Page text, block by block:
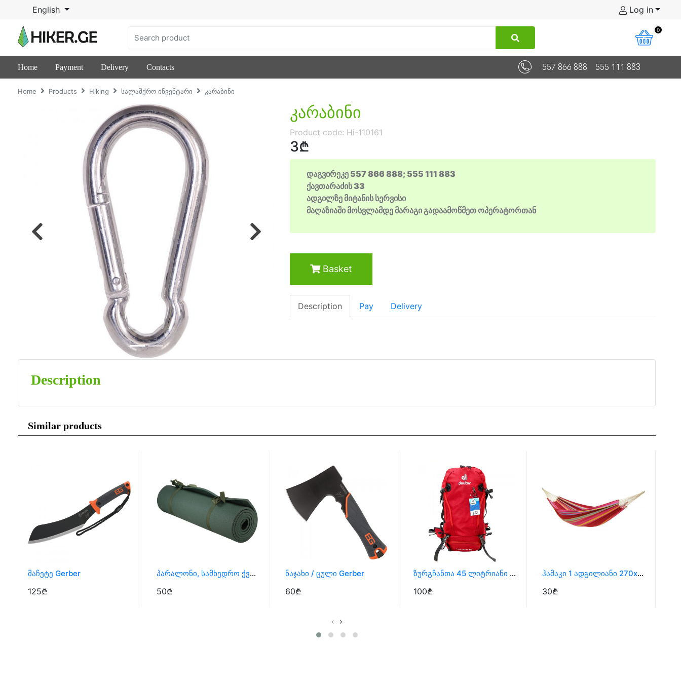
English Log in
0
Home Payment Delivery Contacts 557 866 888 555 111 883
Home Products Hiking სალაშქრო ინვენტარი კარაბინი
Previous Next
კარაბინი
Product code: Hi-110161
3₾
დაგვირეკე 557 866 888; 555 111 883
ქავთარაძის 33
ადგილზე მიტანის სერვისი
მაღაზიაში მოსვლამდე მარაგი გადაამოწმეთ ოპერატორთან
Basket
Description Pay Delivery
Description
Similar products
Მაჩეტე Gerber
125₾
Პარალონი, Სამხედრო Ქვეშაგი
50₾
Ნაჯახი / Ცული Gerber
60₾
Ზურგჩანთა 45 Ლიტრიანი Deuter
100₾
Ჰამაკი 1 Ადგილიანი 270x80 Სმ
30₾
‹ ›